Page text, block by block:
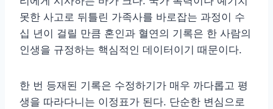
못한 사고로 뒤틀린 가족사를 바로잡는 과정이 수
십 년이 걸릴 만큼 혼인과 혈연의 기록은 한 사람의
인생을 규정하는 핵심적인 데이터이기 때문이다.
한 번 등재된 기록은 수정하기가 매우 까다롭고 평
생을 따라다니는 이정표가 된다. 단순한 변심으로